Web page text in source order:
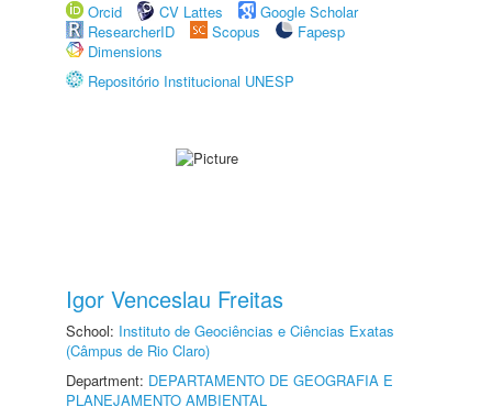
Orcid
CV Lattes
Google Scholar
ResearcherID
Scopus
Fapesp
Dimensions
Repositório Institucional UNESP
Igor Venceslau Freitas
School: Instituto de Geociências e Ciências Exatas
(Câmpus de Rio Claro)
Department: DEPARTAMENTO DE GEOGRAFIA E
PLANEJAMENTO AMBIENTAL